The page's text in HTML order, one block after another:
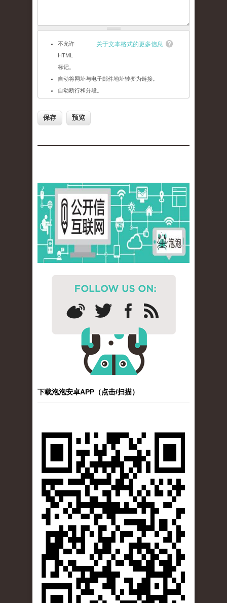
关于文本格式的更多信息
不允许
HTML
标记。
自动将网址与电子邮件地址转变为链接。
自动断行和分段。
下载泡泡安卓APP（点击/扫描）